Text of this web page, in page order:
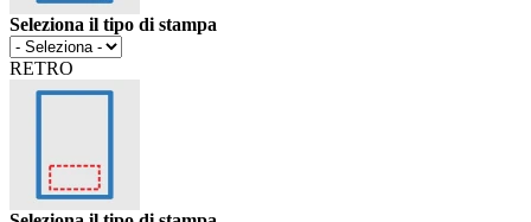
Seleziona il tipo di stampa
RETRO